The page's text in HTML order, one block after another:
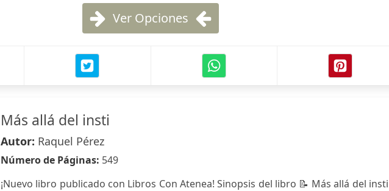
Ver Opciones
Más allá del insti
Autor: Raquel Pérez
Número de Páginas: 549
¡Nuevo libro publicado con Libros Con Atenea! Sinopsis del libro 📝 Más allá del insti